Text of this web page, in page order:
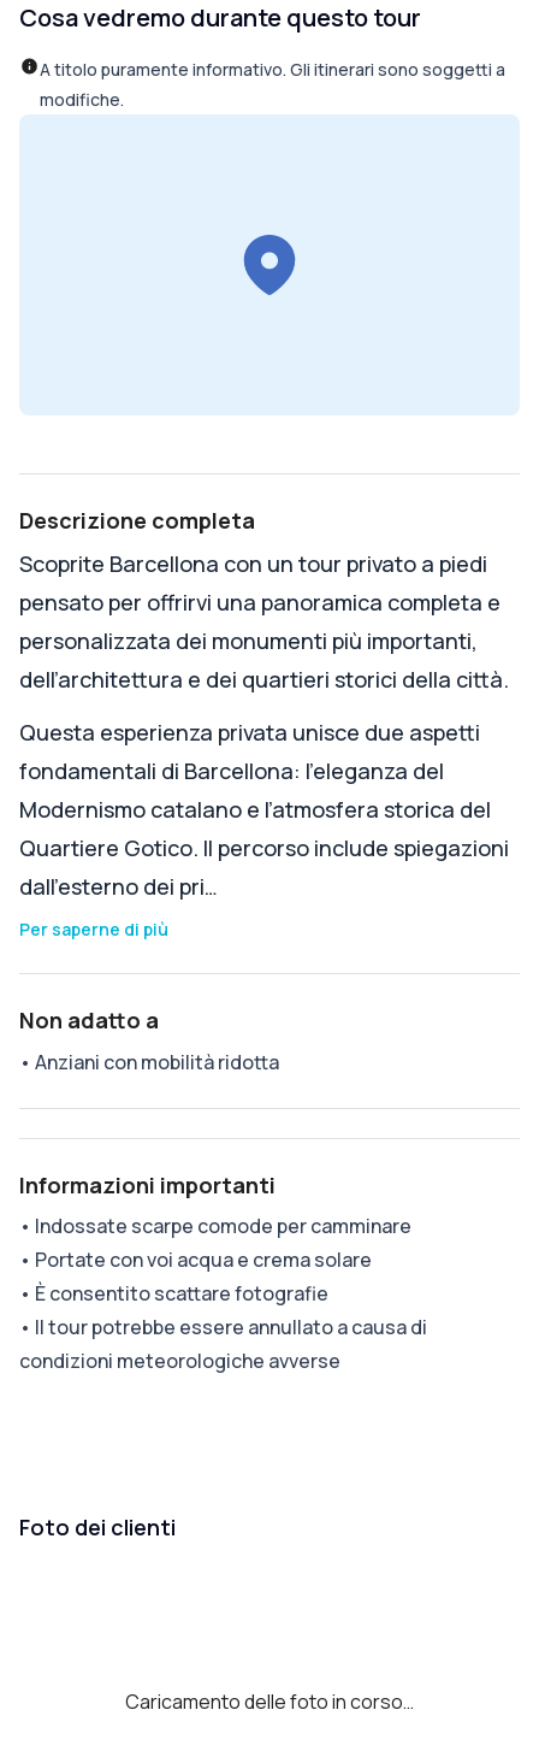
Cosa vedremo durante questo tour
A titolo puramente informativo. Gli itinerari sono soggetti a
modifiche.
Descrizione completa
Scoprite Barcellona con un tour privato a piedi
pensato per offrirvi una panoramica completa e
personalizzata dei monumenti più importanti,
dell’architettura e dei quartieri storici della città.
Questa esperienza privata unisce due aspetti
fondamentali di Barcellona: l’eleganza del
Modernismo catalano e l’atmosfera storica del
Quartiere Gotico. Il percorso include spiegazioni
dall'esterno dei pri…
Per saperne di più
Non adatto a
• Anziani con mobilità ridotta
Informazioni importanti
• Indossate scarpe comode per camminare
• Portate con voi acqua e crema solare
• È consentito scattare fotografie
• Il tour potrebbe essere annullato a causa di
condizioni meteorologiche avverse
Foto dei clienti
Caricamento delle foto in corso…